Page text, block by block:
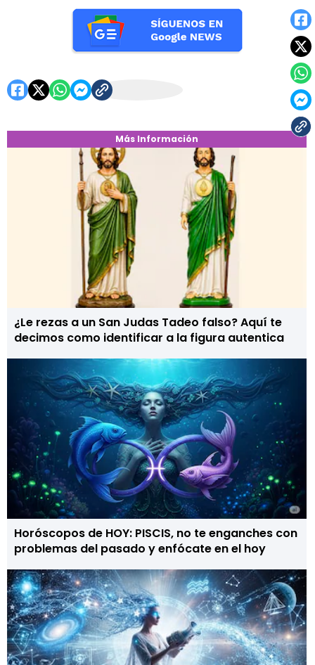
Más Información
¿Le rezas a un San Judas Tadeo falso? Aquí te
decimos como identificar a la figura autentica
Horóscopos de HOY: PISCIS, no te enganches con
problemas del pasado y enfócate en el hoy